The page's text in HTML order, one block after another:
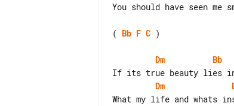
You should have seen
( Bb F C )
Dm Bb
Dm